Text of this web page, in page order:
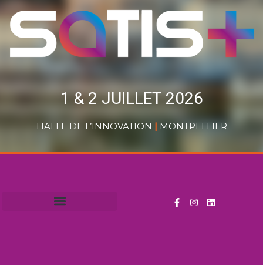
1 & 2 JUILLET 2026
HALLE DE L’INNOVATION | MONTPELLIER